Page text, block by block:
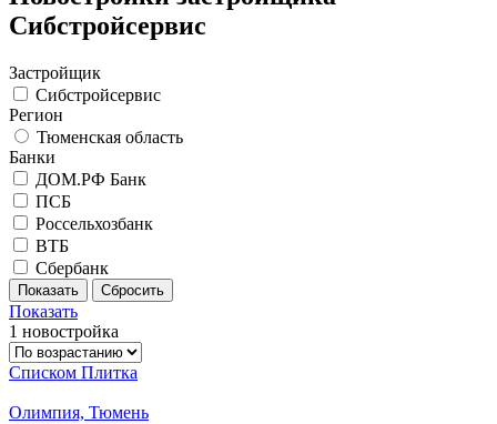
Сибстройсервис
Застройщик
Сибстройсервис
Регион
Тюменская область
Банки
ДОМ.РФ Банк
ПСБ
Россельхозбанк
ВТБ
Сбербанк
Показать
1 новостройка
Списком Плитка
Олимпия, Тюмень